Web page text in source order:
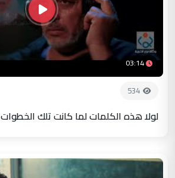
03:14
534
لولا هذه الكلمات لما كانت تلك الخطوات